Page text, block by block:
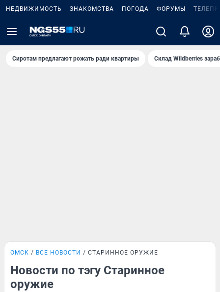
НЕДВИЖИМОСТЬ ЗНАКОМСТВА ПОГОДА ФОРУМЫ
Сиротам предлагают рожать ради квартиры Склад Wildberries
ОМСК ВСЕ НОВОСТИ СТАРИННОЕ ОРУЖИЕ
Новости по тэгу Старинное
оружие